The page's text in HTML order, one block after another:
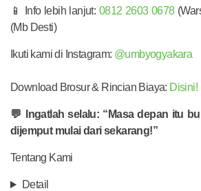
📱 Info lebih lanjut: 0812 2603 0678
(Mb Desti)
Ikuti kami di Instagram: @umbyogyakara
Download Brosur & Rincian Biaya: Disini!
💬 Ingatlah selalu: “Masa depan itu
dijemput mulai dari sekarang!”
Tentang Kami
Detail